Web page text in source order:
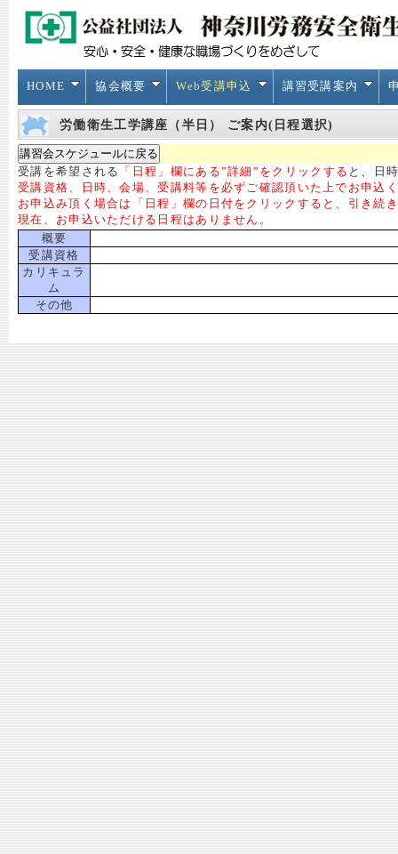
HOME 協会概要 Web受講申込 講習受講案内
労働衛生工学講座（半日） ご案内(日程選択)
受講を希望される 「日程」欄にある”詳細”をクリックする と、日
受講資格、日時、会場、受講料等を必ずご確認頂いた上でお申込
お申込み頂く場合は「日程」欄の日付をクリックすると、引き続
現在、お申込いただける日程はありません。
概要
受講資格
カリキュラ
ム
その他